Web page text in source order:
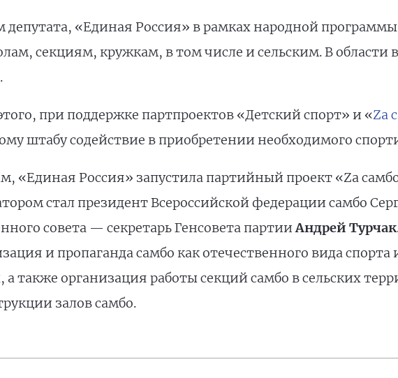
депутата, «Единая Россия» в рамках народной
секциям, кружкам, в том числе и сельским. В области
при поддержке партпроектов «Детский спорт» и «Zа
штабу содействие в приобретении необходимого
«Единая Россия» запустила партийный проект «Zа
стал президент Всероссийской федерации самбо
совета — секретарь Генсовета партииАндрей Турчак
и пропаганда самбо как отечественного вида
а также организация работы секций самбо в сельских
залов самбо.